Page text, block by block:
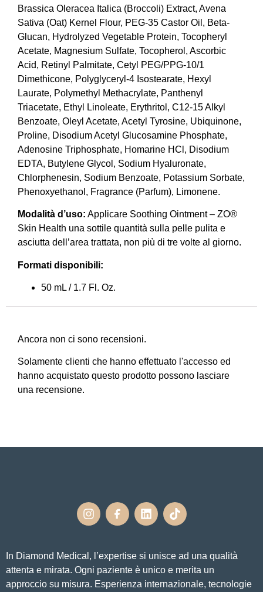
Brassica Oleracea Italica (Broccoli) Extract, Avena
Sativa (Oat) Kernel Flour, PEG-35 Castor Oil, Beta-
Glucan, Hydrolyzed Vegetable Protein, Tocopheryl
Acetate, Magnesium Sulfate, Tocopherol, Ascorbic
Acid, Retinyl Palmitate, Cetyl PEG/PPG-10/1
Dimethicone, Polyglyceryl-4 Isostearate, Hexyl
Laurate, Polymethyl Methacrylate, Panthenyl
Triacetate, Ethyl Linoleate, Erythritol, C12-15 Alkyl
Benzoate, Oleyl Acetate, Acetyl Tyrosine, Ubiquinone,
Proline, Disodium Acetyl Glucosamine Phosphate,
Adenosine Triphosphate, Homarine HCl, Disodium
EDTA, Butylene Glycol, Sodium Hyaluronate,
Chlorphenesin, Sodium Benzoate, Potassium Sorbate,
Phenoxyethanol, Fragrance (Parfum), Limonene.
Modalità d’uso: Applicare Soothing Ointment – ZO®
Skin Health una sottile quantità sulla pelle pulita e
asciutta dell’area trattata, non più di tre volte al giorno.
Formati disponibili:
50 mL / 1.7 Fl. Oz.
Ancora non ci sono recensioni.
Solamente clienti che hanno effettuato l'accesso ed
hanno acquistato questo prodotto possono lasciare
una recensione.
In Diamond Medical, l’expertise si unisce ad una qualità
attenta e mirata. Ogni paziente è unico e merita un
approccio su misura. Esperienza internazionale, tecnologie